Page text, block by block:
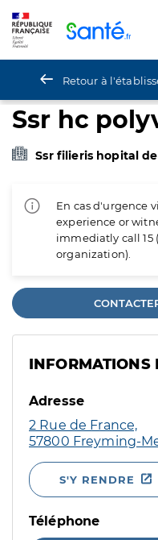
Retour à
Ssr hc
Ssr filieris hopital
En cas d'urgence
experience or
immediatly call 15
organization).
INFORMATIONS
Adresse
2 Rue de France,
57800 Freyming-
S'Y RENDRE
Téléphone